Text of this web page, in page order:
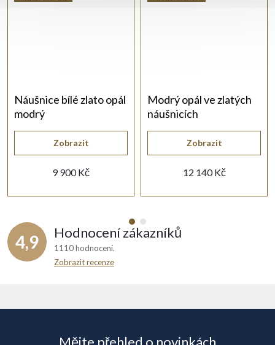
Náušnice bílé zlato opál
modrý
9 900 Kč
Zobrazit
Modrý opál ve zlatých
náušnicích
12 140 Kč
Zobrazit
4,9 Hodnocení zákazníků
1110 hodnocení
Zobrazit recenze
Mějte přehled o novinkách